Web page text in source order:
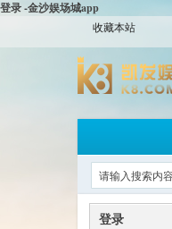
登录 -金沙娱场城app
收藏本站
登录